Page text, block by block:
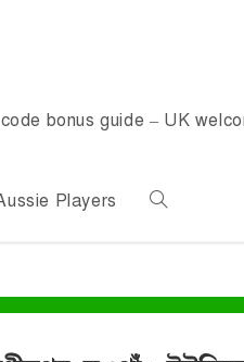
bonus guide – UK
Players